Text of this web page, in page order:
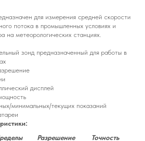
для измерения средней скорости
потока в промышленных условиях и
на метеорологических станциях.
зонд предназначенный для работы в
дисплей
минимальных/текущих показаний
Разрешение Точность